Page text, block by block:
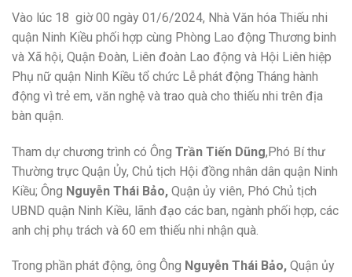
Vào lúc 18 giờ 00 ngày 01/6/2024, Nhà Văn hóa Thiếu nhi
quận Ninh Kiều phối hợp cùng Phòng Lao động Thương binh
và Xã hội, Quận Đoàn, Liên đoàn Lao động và Hội Liên hiệp
Phụ nữ quận Ninh Kiều tổ chức Lễ phát động Tháng hành
động vì trẻ em, văn nghệ và trao quà cho thiếu nhi trên địa
bàn quận.
Tham dự chương trình có Ông Trần Tiến Dũng,Phó Bí thư
Thường trực Quận Ủy, Chủ tịch Hội đồng nhân dân quận Ninh
Kiều; Ông Nguyễn Thái Bảo, Quận ủy viên, Phó Chủ tịch
UBND quận Ninh Kiều, lãnh đạo các ban, ngành phối hợp, các
anh chị phụ trách và 60 em thiếu nhi nhận quà.
Trong phần phát động, ông Ông Nguyễn Thái Bảo, Quận ủy